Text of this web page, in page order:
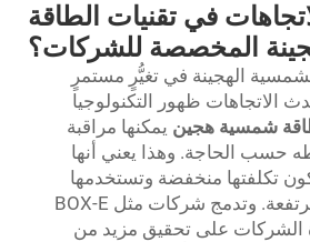
في تقنيات الطاقة
المخصصة للشركات؟
الهجينة في تغيُّرٍ مستمرٍ
الاتجاهات ظهور التكنولوجيا
شمسية هجين يمكنها مراقبة
حسب الحاجة. وهذا يعني أنها
تكلفتها منخفضة وتستخدمها
عندما تكون الأسعار مرتفعة. وتدمج شركات مثل BOX-E
الشركات على تحقيق مزيد من